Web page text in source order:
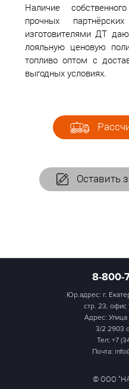
Наличие
прочных
изготовителями ДТ
лояльную ценовую
топливо оптом с
выгодных условиях.
Оставить
8-800-
Юр.адрес: г.
стр. 23, офис
Адрес: Улица
3/2 2903
Тел: +7
Почта:
© ООО